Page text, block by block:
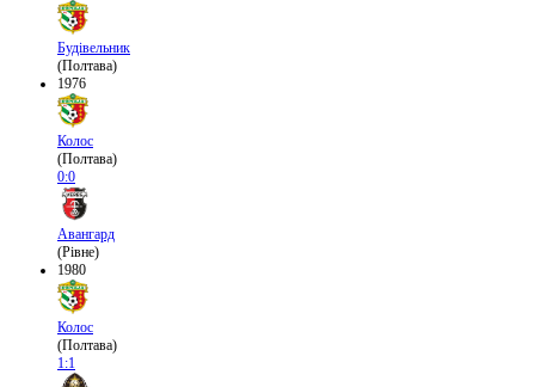
Будівельник
(Полтава)
1976
Колос
(Полтава)
0:0
Авангард
(Рівне)
1980
Колос
(Полтава)
1:1